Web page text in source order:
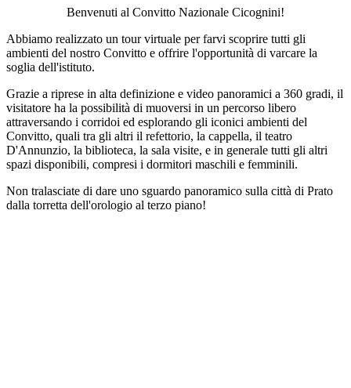
Benvenuti al Convitto Nazionale Cicognini!
Abbiamo realizzato un tour virtuale per farvi scoprire tutti gli
ambienti del nostro Convitto e offrire l'opportunità di varcare la
soglia dell'istituto.
Grazie a riprese in alta definizione e video panoramici a 360 gradi, il
visitatore ha la possibilità di muoversi in un percorso libero
attraversando i corridoi ed esplorando gli iconici ambienti del
Convitto, quali tra gli altri il refettorio, la cappella, il teatro
D'Annunzio, la biblioteca, la sala visite, e in generale tutti gli altri
spazi disponibili, compresi i dormitori maschili e femminili.
Non tralasciate di dare uno sguardo panoramico sulla città di Prato
dalla torretta dell'orologio al terzo piano!